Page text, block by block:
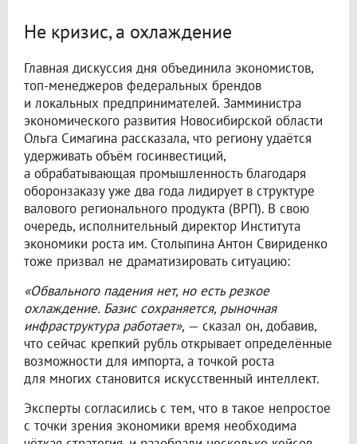
Не кризис, а охлаждение
Главная дискуссия дня объединила экономистов,
топ-менеджеров федеральных брендов
и локальных предпринимателей. Замминистра
экономического развития Новосибирской области
Ольга Симагина рассказала, что региону удаётся
удерживать объём госинвестиций,
а обрабатывающая промышленность благодаря
оборонзаказу уже два года лидирует в структуре
валового регионального продукта (ВРП). В свою
очередь, исполнительный директор Института
экономики роста им. Столыпина Антон Свириденко
тоже призвал не драматизировать ситуацию:
«Обвального падения нет, но есть резкое
охлаждение. Базис сохраняется, рыночная
инфраструктура работает», — сказал он, добавив,
что сейчас крепкий рубль открывает определённые
возможности для импорта, а точкой роста
для многих становится искусственный интеллект.
Эксперты согласились с тем, что в такое непростое
с точки зрения экономики время необходима